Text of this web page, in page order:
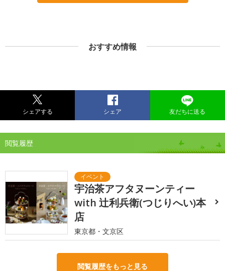
おすすめ情報
シェアする シェア 友だちに送る
閲覧履歴
宇治茶アフタヌーンティー
with 辻利兵衛(つじりへい)本
店
東京都・文京区
閲覧履歴をもっと見る